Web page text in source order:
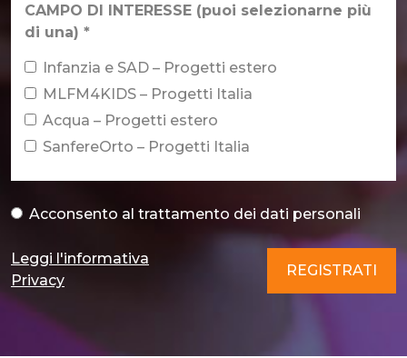
CAMPO DI INTERESSE (puoi selezionarne più
di una) *
Infanzia e SAD – Progetti estero
MLFM4KIDS – Progetti Italia
Acqua – Progetti estero
SanfereOrto – Progetti Italia
Acconsento al trattamento dei dati personali
Acconsento al trattamento dei dati personali*
Leggi l'informativa
Privacy
REGISTRATI